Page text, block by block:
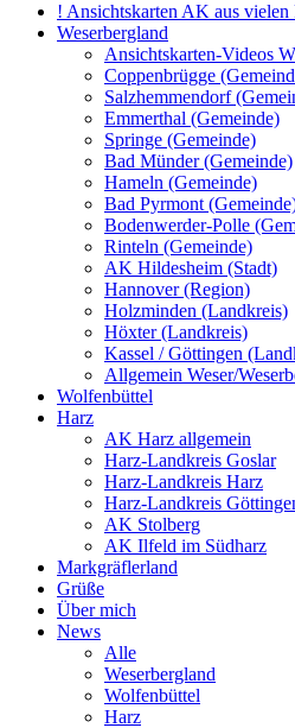
! Ansichtskarten AK aus vielen
Weserbergland
Ansichtskarten-Videos
Coppenbrügge
Salzhemmendorf
Emmerthal (Gemeinde)
Springe (Gemeinde)
Bad Münder (Gemeinde)
Hameln (Gemeinde)
Bad Pyrmont
Bodenwerder-Polle
Rinteln (Gemeinde)
AK Hildesheim (Stadt)
Hannover (Region)
Holzminden (Landkreis)
Höxter (Landkreis)
Kassel / Göttingen
Allgemein Weser/
Wolfenbüttel
Harz
AK Harz allgemein
Harz-Landkreis Goslar
Harz-Landkreis Harz
Harz-Landkreis
AK Stolberg
AK Ilfeld im Südharz
Markgräflerland
Grüße
Über mich
News
Alle
Weserbergland
Wolfenbüttel
Harz